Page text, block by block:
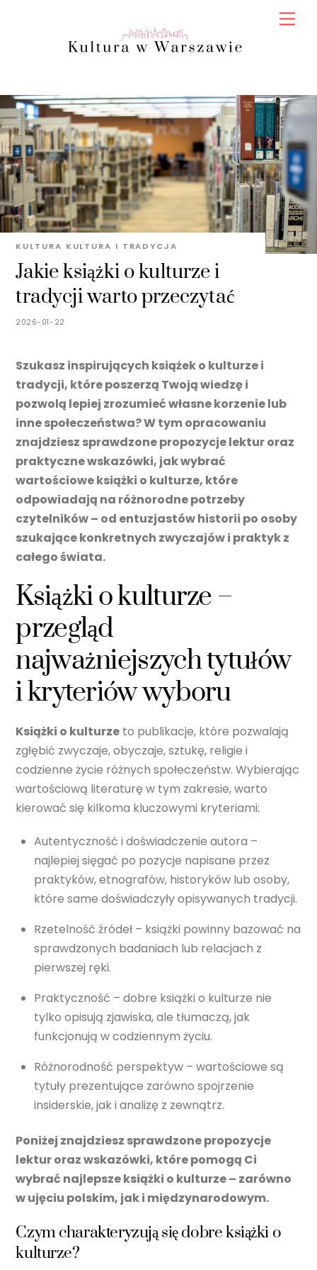
2026-01-22
Jakie książki o kulturze i
tradycji warto przeczytać
KULTURA KULTURA I TRADYCJA
Szukasz inspirujących książek o kulturze i
tradycji, które poszerzą Twoją wiedzę i
pozwolą lepiej zrozumieć własne korzenie lub
inne społeczeństwa? W tym opracowaniu
znajdziesz sprawdzone propozycje lektur oraz
praktyczne wskazówki, jak wybrać
wartościowe książki o kulturze, które
odpowiadają na różnorodne potrzeby
czytelników – od entuzjastów historii po osoby
szukające konkretnych zwyczajów i praktyk z
całego świata.
Książki o kulturze –
przegląd
najważniejszych tytułów
i kryteriów wyboru
Książki o kulturze to publikacje, które pozwalają
zgłębić zwyczaje, obyczaje, sztukę, religie i
codzienne życie różnych społeczeństw. Wybierając
wartościową literaturę w tym zakresie, warto
kierować się kilkoma kluczowymi kryteriami:
Autentyczność i doświadczenie autora –
najlepiej sięgać po pozycje napisane przez
praktyków, etnografów, historyków lub osoby,
które same doświadczyły opisywanych tradycji.
Rzetelność źródeł – książki powinny bazować na
sprawdzonych badaniach lub relacjach z
pierwszej ręki.
Praktyczność – dobre książki o kulturze nie
tylko opisują zjawiska, ale tłumaczą, jak
funkcjonują w codziennym życiu.
Różnorodność perspektyw – wartościowe są
tytuły prezentujące zarówno spojrzenie
insiderskie, jak i analizę z zewnątrz.
Poniżej znajdziesz sprawdzone propozycje
lektur oraz wskazówki, które pomogą Ci
wybrać najlepsze książki o kulturze – zarówno
w ujęciu polskim, jak i międzynarodowym.
Czym charakteryzują się dobre książki o
kulturze?